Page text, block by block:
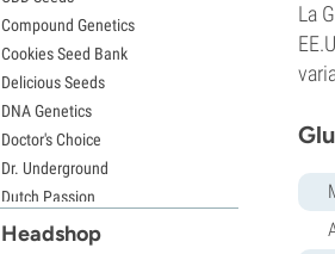
La
Compound Genetics
Cookies Seed Bank
Delicious Seeds
DNA Genetics
Doctor's Choice
Dr. Underground
Dutch Passion
Elite Seeds
Headshop